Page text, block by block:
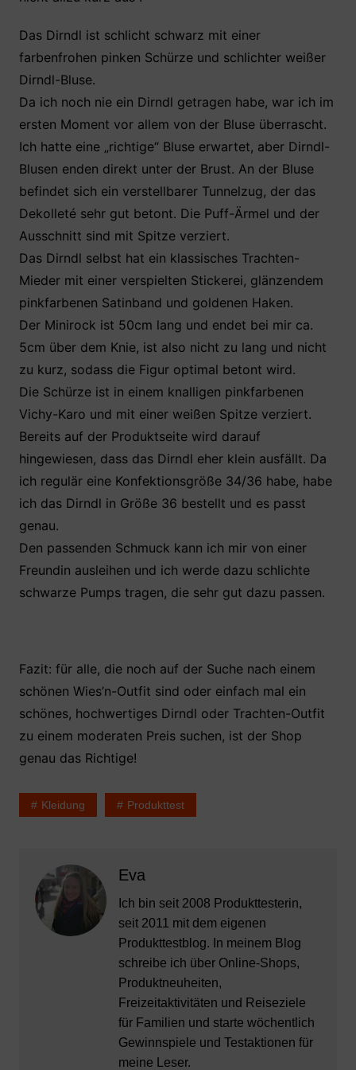
Das Dirndl ist schlicht schwarz mit einer
farbenfrohen pinken Schürze und schlichter weißer
Dirndl-Bluse.
Da ich noch nie ein Dirndl getragen habe, war ich im
ersten Moment vor allem von der Bluse überrascht.
Ich hatte eine „richtige“ Bluse erwartet, aber Dirndl-
Blusen enden direkt unter der Brust. An der Bluse
befindet sich ein verstellbarer Tunnelzug, der das
Dekolleté sehr gut betont. Die Puff-Ärmel und der
Ausschnitt sind mit Spitze verziert.
Das Dirndl selbst hat ein klassisches Trachten-
Mieder mit einer verspielten Stickerei, glänzendem
pinkfarbenen Satinband und goldenen Haken.
Der Minirock ist 50cm lang und endet bei mir ca.
5cm über dem Knie, ist also nicht zu lang und nicht
zu kurz, sodass die Figur optimal betont wird.
Die Schürze ist in einem knalligen pinkfarbenen
Vichy-Karo und mit einer weißen Spitze verziert.
Bereits auf der Produktseite wird darauf
hingewiesen, dass das Dirndl eher klein ausfällt. Da
ich regulär eine Konfektionsgröße 34/36 habe, habe
ich das Dirndl in Größe 36 bestellt und es passt
genau.
Den passenden Schmuck kann ich mir von einer
Freundin ausleihen und ich werde dazu schlichte
schwarze Pumps tragen, die sehr gut dazu passen.
Fazit: für alle, die noch auf der Suche nach einem
schönen Wies’n-Outfit sind oder einfach mal ein
schönes, hochwertiges Dirndl oder Trachten-Outfit
zu einem moderaten Preis suchen, ist der Shop
genau das Richtige!
Kleidung Produkttest
Eva
Ich bin seit 2008 Produkttesterin,
seit 2011 mit dem eigenen
Produkttestblog. In meinem Blog
schreibe ich über Online-Shops,
Produktneuheiten,
Freizeitaktivitäten und Reiseziele
für Familien und starte wöchentlich
Gewinnspiele und Testaktionen für
meine Leser.